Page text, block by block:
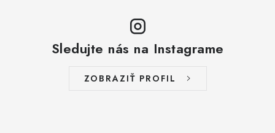
Sledujte nás na Instagrame
ZOBRAZIŤ PROFIL